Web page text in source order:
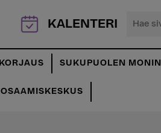
Hae
KALENTERI
SUKUPUOLEN
OSAAMISKESKUS